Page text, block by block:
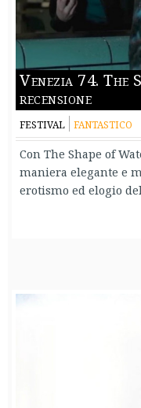
Venezia 74. The
recensione
FESTIVAL FANTASTICO
Con The Shape of
maniera elegante e
erotismo ed elogio